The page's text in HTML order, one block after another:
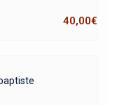
40,00€